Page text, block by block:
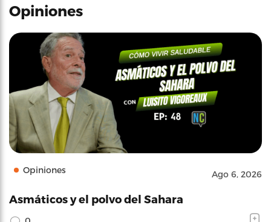
Opiniones
Opiniones Ago 6, 2026
Asmáticos y el polvo del Sahara